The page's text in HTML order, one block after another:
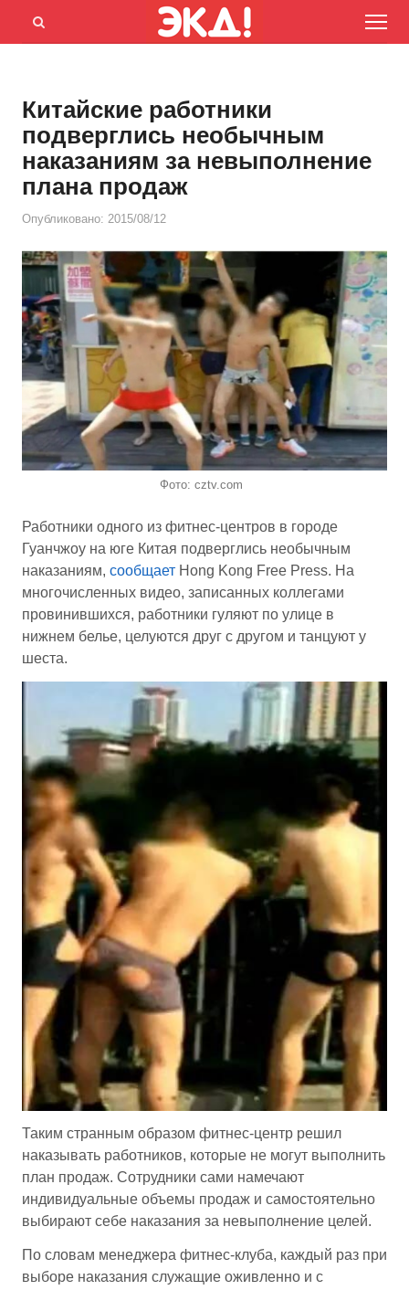
Menu
Открыть
Китайские работники
подверглись необычным
наказаниям за невыполнение
плана продаж
Опубликовано: 2015/08/12
Фото: cztv.com
Работники одного из фитнес-центров в городе
Гуанчжоу на юге Китая подверглись необычным
наказаниям, сообщает Hong Kong Free Press. На
многочисленных видео, записанных коллегами
провинившихся, работники гуляют по улице в
нижнем белье, целуются друг с другом и танцуют у
шеста.
Таким странным образом фитнес-центр решил
наказывать работников, которые не могут выполнить
план продаж. Сотрудники сами намечают
индивидуальные объемы продаж и самостоятельно
выбирают себе наказания за невыполнение целей.
По словам менеджера фитнес-клуба, каждый раз при
выборе наказания служащие оживленно и с